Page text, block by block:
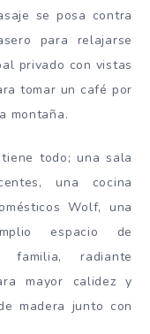
se posa contra
para relajarse
privado con vistas
tomar un café por
montaña.
todo; una sala
una cocina
Wolf, una
espacio de
familia, radiante
mayor calidez y
madera junto con